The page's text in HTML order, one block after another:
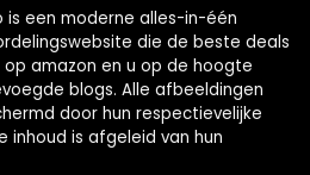
een moderne alles-in-één
die de beste deals
amazon en u op de hoogte
blogs. Alle afbeeldingen
door hun respectievelijke
inhoud is afgeleid van hun